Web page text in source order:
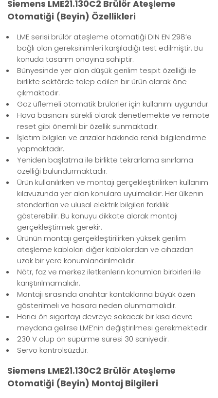
Siemens LME21.130C2 Brülör Ateşleme
Otomatiği (Beyin) Özellikleri
LME serisi brülör ateşleme otomatiği DIN EN 298’e
bağlı olan gereksinimleri karşıladığı test edilmiştir. Bu
konuda tasarım onayına sahiptir.
Bünyesinde yer alan düşük gerilim tespit özelliği ile
birlikte sektörde talep edilen bir ürün olarak öne
çıkmaktadır.
Gaz üflemeli otomatik brülörler için kullanımı uygundur.
Hava basıncını sürekli olarak denetlemekte ve remote
reset gibi önemli bir özellik sunmaktadır.
İşletim bilgileri ve arızalar hakkında renkli bilgilendirme
yapmaktadır.
Yeniden başlatma ile birlikte tekrarlama sınırlama
özelliği bulundurmaktadır.
Ürün kullanılırken ve montajı gerçekleştirilirken kullanım
kılavuzunda yer alan konulara uyulmalıdır. Her ülkenin
standartları ve ulusal elektrik bilgileri farklılık
gösterebilir. Bu konuyu dikkate alarak montajı
gerçekleştirmek gerekir.
Ürünün montajı gerçekleştirilirken yüksek gerilim
ateşleme kabloları diğer kablolardan ve cihazdan
uzak bir yere konumlandırılmalıdır.
Nötr, faz ve merkez iletkenlerin konumları birbirleri ile
karıştırılmamalıdır.
Montajı sırasında anahtar kontaklarına büyük özen
gösterilmeli ve hasara neden olunmamalıdır.
Harici ön sigortayı devreye sokacak bir kısa devre
meydana gelirse LME’nin değiştirilmesi gerekmektedir.
230 V olup ön süpürme süresi 30 saniyedir.
Servo kontrolsüzdür.
Siemens LME21.130C2 Brülör Ateşleme
Otomatiği (Beyin) Montaj Bilgileri